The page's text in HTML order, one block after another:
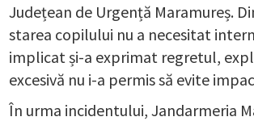
Județean de Urgență Maramureș.
starea copilului nu a necesitat
implicat și-a exprimat regretul,
excesivă nu i-a permis să evite
În urma incidentului, Jandarmeria